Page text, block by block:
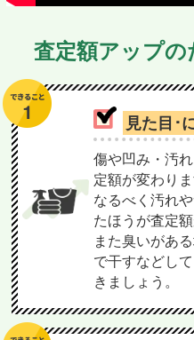
査定額アップ
見た目･
傷や凹み・汚
定額が変わりま
なるべく汚れ
たほうが査定
また臭いがあ
で干すなどし
きましょう。